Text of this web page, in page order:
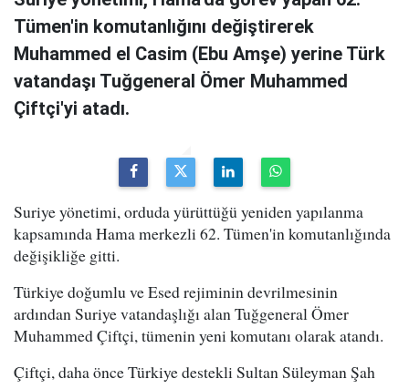
Tümen'in komutanlığını değiştirerek
Muhammed el Casim (Ebu Amşe) yerine Türk
vatandaşı Tuğgeneral Ömer Muhammed
Çiftçi'yi atadı.
Suriye yönetimi, orduda yürüttüğü yeniden yapılanma
kapsamında Hama merkezli 62. Tümen'in komutanlığında
değişikliğe gitti.
Türkiye doğumlu ve Esed rejiminin devrilmesinin
ardından Suriye vatandaşlığı alan Tuğgeneral Ömer
Muhammed Çiftçi, tümenin yeni komutanı olarak atandı.
Çiftçi, daha önce Türkiye destekli Sultan Süleyman Şah